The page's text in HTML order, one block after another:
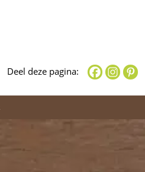
Deel deze pagina: